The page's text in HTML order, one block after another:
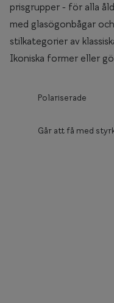
prisgrupper - för alla
med glasögonbågar
stilkategorier av
Ikoniska former eller
Polariserade
Går att få med